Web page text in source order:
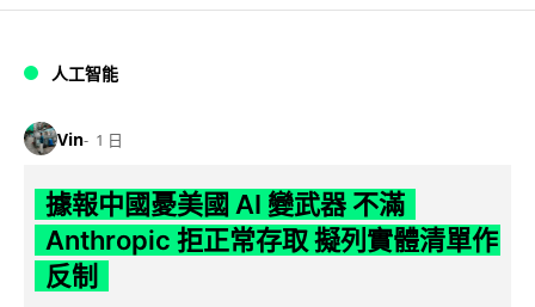
人工智能
Vin 1 日
據報中國憂美國 AI 變武器 不滿
Anthropic 拒正常存取 擬列實體清單作
反制